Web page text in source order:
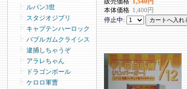
ルパン3世
スタジオジブリ
キャプテンハーロック
バブルガムクライシス
逮捕しちゃうぞ
アラレちゃん
ドラゴンボール
ケロロ軍曹
本体価格 1,400円
停止中: